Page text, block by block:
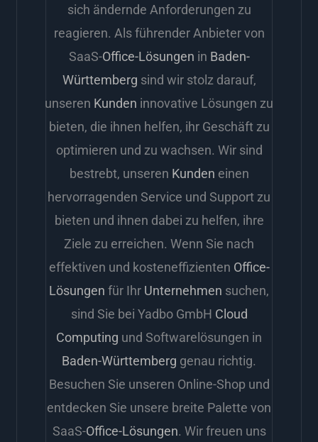
sich ändernde Anforderungen zu
reagieren. Als führender Anbieter von
SaaS-Office-Lösungen in Baden-
Württemberg sind wir stolz darauf,
unseren Kunden innovative Lösungen zu
bieten, die ihnen helfen, ihr Geschäft zu
optimieren und zu wachsen. Wir sind
bestrebt, unseren Kunden einen
hervorragenden Service und Support zu
bieten und ihnen dabei zu helfen, ihre
Ziele zu erreichen. Wenn Sie nach
effektiven und kosteneffizienten Office-
Lösungen für Ihr Unternehmen suchen,
sind Sie bei Yadbo GmbH Cloud
Computing und Softwarelösungen in
Baden-Württemberg genau richtig.
Besuchen Sie unseren Online-Shop und
entdecken Sie unsere breite Palette von
SaaS-Office-Lösungen. Wir freuen uns